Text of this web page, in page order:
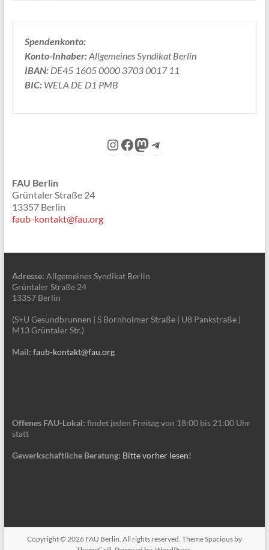
Spendenkonto:
Konto-Inhaber:Allgemeines Syndikat Berlin
IBAN:DE45 1605 0000 3703 0017 11
BIC:WELA DE D1 PMB
Instagram
Facebook
Mastodon
Telegram
FAU Berlin
Grüntaler Straße 24
13357 Berlin
faub-kontakt@fau.org
Adresse: Allgemeines Syndikat Berlin
Grüntaler Straße 24
13357 Berlin
(S+U Gesundbrunnen | S Bornholmer Straße | U8 Pankstraße |
M13 Grüntaler Str.)
Mail: faub-kontakt@fau.org
Offenes FAU-Lokal: findet jeden Freitag von 18:00 bis 21:00 Uhr
statt
Gewerkschaftliche Beratung: Bitte vorher lesen!
Copyright © 2026 FAU Berlin . All rights reserved. ThemeSpaciousby